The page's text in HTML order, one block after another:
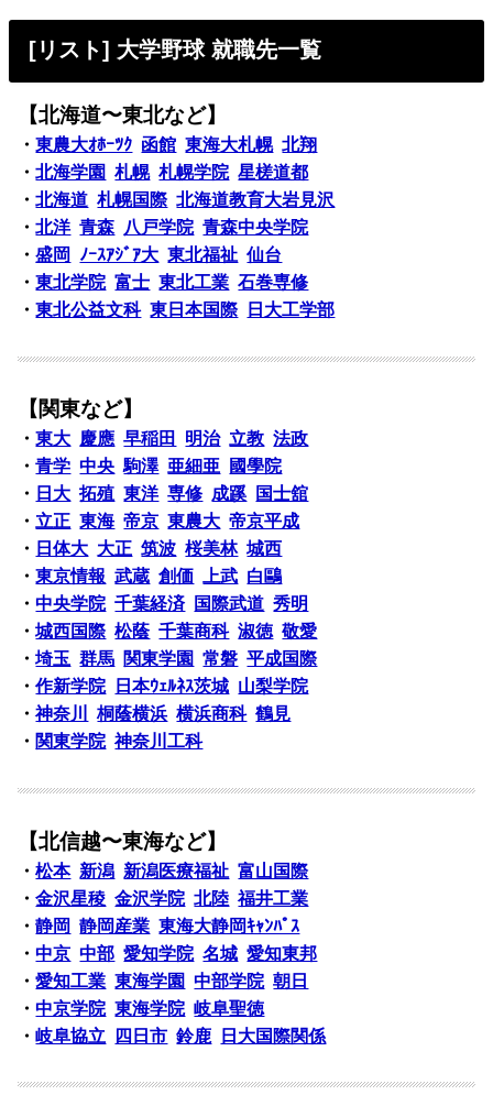
[リスト] 大学野球 就職先一覧
【北海道〜東北など】
・東農大ｵﾎｰﾂｸ 函館 東海大札幌 北翔
・北海学園 札幌 札幌学院 星槎道都
・北海道 札幌国際 北海道教育大岩見沢
・北洋 青森 八戸学院 青森中央学院
・盛岡 ﾉｰｽｱｼﾞｱ大 東北福祉 仙台
・東北学院 富士 東北工業 石巻専修
・東北公益文科 東日本国際 日大工学部
【関東など】
・東大 慶應 早稲田 明治 立教 法政
・青学 中央 駒澤 亜細亜
國學院
・ 日大 拓殖 東洋 専修 成蹊
国士舘
・立正 東海 帝京 東農大 帝京平成
・ 日体大 大正 筑波 桜美林 城西
・東京情報 武蔵 創価 上武 白鷗
・中央学院 千葉経済 国際武道 秀明
・城西国際 松蔭 千葉商科 淑徳 敬愛
・埼玉 群馬 関東学園 常磐 平成国際
・作新学院 日本ｳｪﾙﾈｽ茨城 山梨学院
・神奈川 桐蔭横浜 横浜商科 鶴見
・ 関東学院 神奈川工科
【北信越〜東海など】
・松本 新潟 新潟医療福祉 富山国際
・金沢星稜 金沢学院 北陸 福井工業
・静岡 静岡産業 東海大静岡ｷｬﾝﾊﾟｽ
・中京 中部 愛知学院 名城 愛知東邦
・愛知工業 東海学園 中部学院 朝日
・中京学院 東海学院 岐阜聖徳
・岐阜協立 四日市 鈴鹿 日大国際関係